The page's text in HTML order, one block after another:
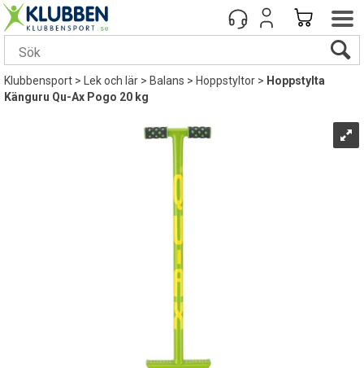
Klubbensport> Lek och lär>Balans>Hoppstyltor> Hoppstylta
Känguru Qu-Ax Pogo 20 kg